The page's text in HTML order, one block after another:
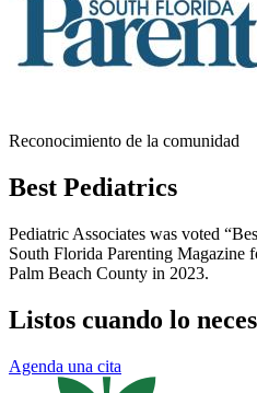
Reconocimiento de la comunidad
Best Pediatrics
Pediatric Associates was voted
South Florida Parenting Magazine
Palm Beach County in 2023.
Listos cuando lo
Agenda una cita